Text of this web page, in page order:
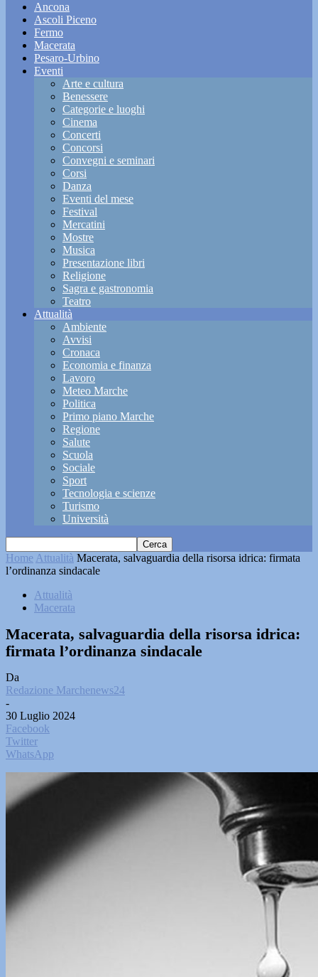
Ancona
Ascoli Piceno
Fermo
Macerata
Pesaro-Urbino
Eventi
Arte e cultura
Benessere
Categorie e luoghi
Cinema
Concerti
Concorsi
Convegni e seminari
Corsi
Danza
Eventi del mese
Festival
Mercatini
Mostre
Musica
Presentazione libri
Religione
Sagra e gastronomia
Teatro
Attualità
Ambiente
Avvisi
Cronaca
Economia e finanza
Lavoro
Meteo Marche
Politica
Primo piano Marche
Regione
Salute
Scuola
Sociale
Sport
Tecnologia e scienze
Turismo
Università
Home Attualità Macerata, salvaguardia della risorsa idrica: firmata
l’ordinanza sindacale
Attualità
Macerata
Macerata, salvaguardia della risorsa idrica:
firmata l’ordinanza sindacale
Da
Redazione Marchenews24
-
30 Luglio 2024
Facebook
Twitter
WhatsApp